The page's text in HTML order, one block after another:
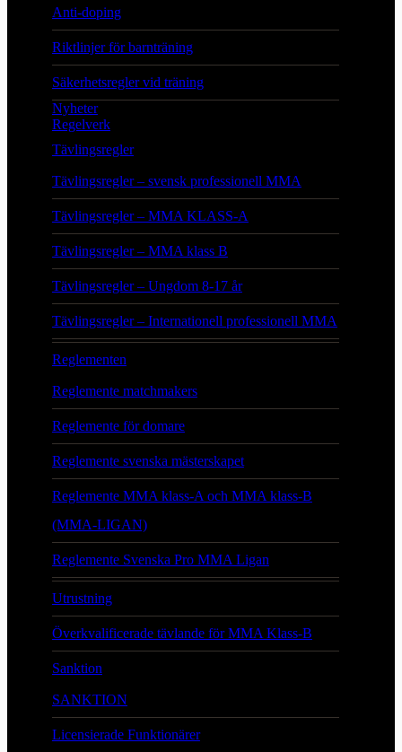
Anti-doping
Riktlinjer för barnträning
Säkerhetsregler vid träning
Nyheter
Regelverk
Tävlingsregler
Tävlingsregler – svensk professionell MMA
Tävlingsregler – MMA KLASS-A
Tävlingsregler – MMA klass B
Tävlingsregler – Ungdom 8-17 år
Tävlingsregler – Internationell professionell MMA
Reglementen
Reglemente matchmakers
Reglemente för domare
Reglemente svenska mästerskapet
Reglemente MMA klass-A och MMA klass-B
(MMA-LIGAN)
Reglemente Svenska Pro MMA Ligan
Utrustning
Överkvalificerade tävlande för MMA Klass-B
Sanktion
SANKTION
Licensierade Funktionärer